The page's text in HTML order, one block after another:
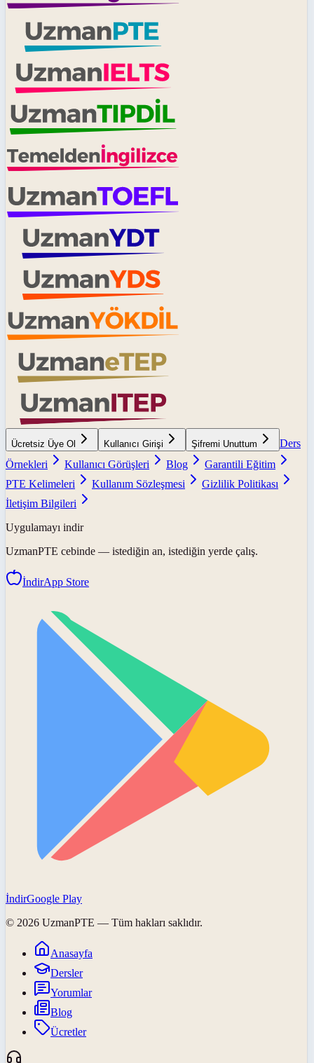
Ücretsiz Üye Ol Kullanıcı Girişi Şifremi Unuttum
Ders
Örnekleri
Kullanıcı Görüşleri Blog
Garantili Eğitim
PTE Kelimeleri
Kullanım Sözleşmesi
Gizlilik Politikası
İletişim Bilgileri
Uygulamayı indir
UzmanPTE cebinde — istediğin an, istediğin yerde çalış.
İndirApp Store
İndirGoogle Play
© 2026 UzmanPTE — Tüm hakları saklıdır.
Anasayfa
Dersler
Yorumlar
Blog
Ücretler